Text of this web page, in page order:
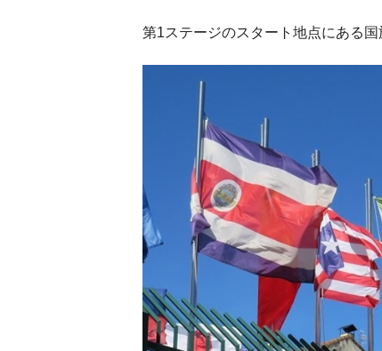
第1ステージのスタート地点にある国